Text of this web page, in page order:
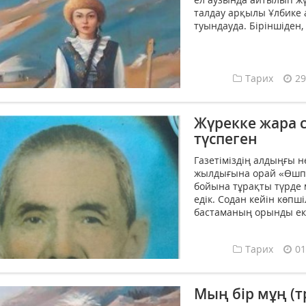
талдау арқылы Ұлбике
туындауда.
Тарих
Жүрекке жара
түспеген
Газетіміздің алдыңғы
жылдығына орай
бойына тұрақты
едік. Содан кейін
бастаманың орынды
Тарих
Мың бір мұң